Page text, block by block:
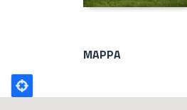
MAPPA
Poligono
GEO